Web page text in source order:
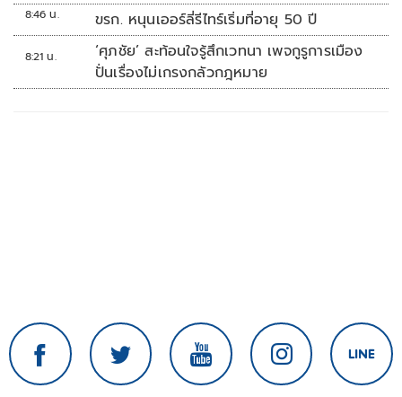
8:46 น. ขรก. หนุนเออร์ลี่รีไทร์เริ่มที่อายุ 50 ปี
8:21 น.
‘ศุภชัย’ สะท้อนใจรู้สึกเวทนา เพจกูรูการเมือง
ปั่นเรื่องไม่เกรงกลัวกฎหมาย